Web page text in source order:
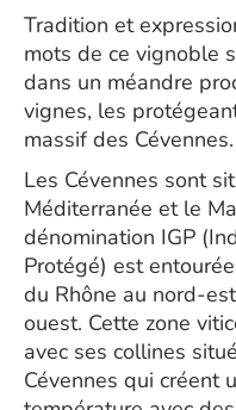
Tradition et
mots de ce vignoble
dans un méandre
vignes, les
massif des Cévennes.
Les Cévennes sont
Méditerranée et le
dénomination IGP
Protégé) est
du Rhône au nord-
ouest. Cette zone
avec ses collines
Cévennes qui créent